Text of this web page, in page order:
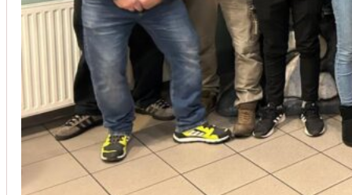
In der Regel empfehlen wir eine Wartung mindestens einmal
Du suchst einen zukunftssicheren Arbeitsplatz? Bei Schicker Technik
erwarten dich spannende Projekte, ein freundliches Team und beste
Entwicklungsmöglichkeiten.
Wir bieten dir: